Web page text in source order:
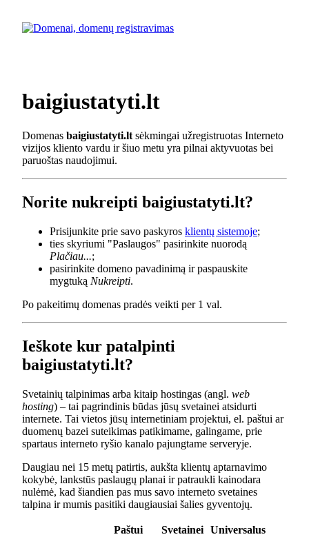
baigiustatyti.lt
Domenas baigiustatyti.lt sėkmingai užregistruotas Interneto
vizijos kliento vardu ir šiuo metu yra pilnai aktyvuotas bei
paruoštas naudojimui.
Norite nukreipti baigiustatyti.lt?
Prisijunkite prie savo paskyros klientų sistemoje;
ties skyriumi "Paslaugos" pasirinkite nuorodą
Plačiau...;
pasirinkite domeno pavadinimą ir paspauskite
mygtuką Nukreipti.
Po pakeitimų domenas pradės veikti per 1 val.
Ieškote kur patalpinti
baigiustatyti.lt?
Svetainių talpinimas arba kitaip hostingas (angl. web
hosting) – tai pagrindinis būdas jūsų svetainei atsidurti
internete. Tai vietos jūsų internetiniam projektui, el. paštui ar
duomenų bazei suteikimas patikimame, galingame, prie
spartaus interneto ryšio kanalo pajungtame serveryje.
Daugiau nei 15 metų patirtis, aukšta klientų aptarnavimo
kokybė, lankstūs paslaugų planai ir patraukli kainodara
nulėmė, kad šiandien pas mus savo interneto svetaines
talpina ir mumis pasitiki daugiausiai šalies gyventojų.
Paštui Svetainei
Universalus